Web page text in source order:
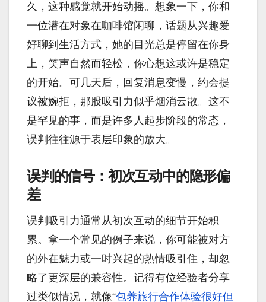
久，这种感觉就开始动摇。想象一下，你和
一位潜在对象在咖啡馆闲聊，话题从兴趣爱
好聊到生活方式，她的目光总是停留在你身
上，笑声自然而轻松，你心想这或许是稳定
的开始。可几天后，回复消息变慢，约会提
议被婉拒，那股吸引力似乎烟消云散。这不
是罕见的事，而是许多人起步阶段的常态，
误判往往源于表层印象的放大。
误判的信号：初次互动中的隐形偏
差
误判吸引力通常从初次互动的细节开始积
累。拿一个常见的例子来说，你可能被对方
的外在魅力或一时兴起的热情吸引住，却忽
略了更深层的兼容性。记得有位经验者分享
过类似情况，就像“包养旅行合作体验很好但